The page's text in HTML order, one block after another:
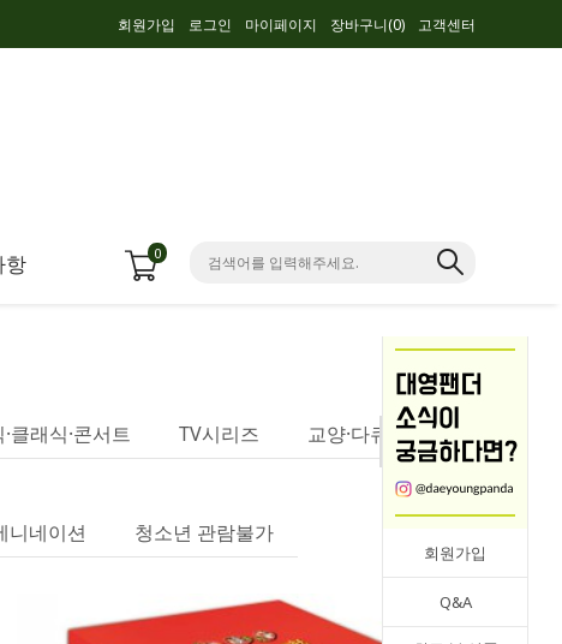
회원가입 로그인 마이페이지 장바구니(0) 고객센터
항 0
회원가입
Q&A
클래식·콘서트 TV시리즈
교양·다큐멘터리
니네이션 청소년 관람불가